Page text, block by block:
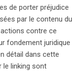
lorsque
création du lien. À
que la législation
réalités
sont
juristes.
de porter préjudice
par le contenu du
contre ce
fondement juridique
détail dans cette
le linking sont